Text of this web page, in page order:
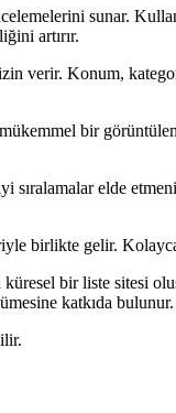
sunar.
artırır.
verir. Konum,
bir
sıralamalar elde
birlikte gelir.
bir liste sitesi
katkıda bulunur.